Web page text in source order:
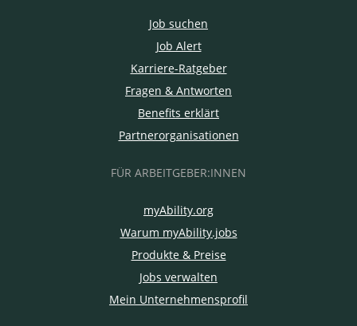
Job suchen
Job Alert
Karriere-Ratgeber
Fragen & Antworten
Benefits erklärt
Partnerorganisationen
FÜR ARBEITGEBER:INNEN
myAbility.org
Warum myAbility.jobs
Produkte & Preise
Jobs verwalten
Mein Unternehmensprofil